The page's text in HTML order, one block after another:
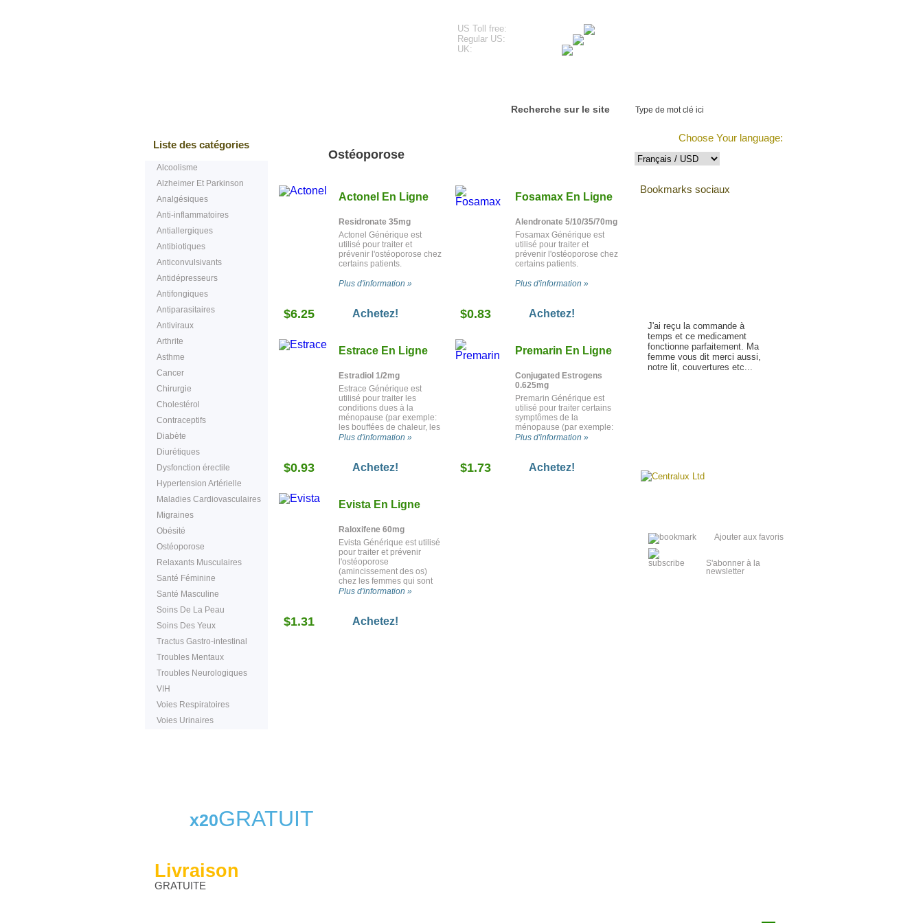
US Toll free:
Regular US:
UK:
Recherche sur le site
Liste des catégories
Alcoolisme
Alzheimer Et Parkinson
Analgésiques
Anti-inflammatoires
Antiallergiques
Antibiotiques
Anticonvulsivants
Antidépresseurs
Antifongiques
Antiparasitaires
Antiviraux
Arthrite
Asthme
Cancer
Chirurgie
Cholestérol
Contraceptifs
Diabète
Diurétiques
Dysfonction érectile
Hypertension Artérielle
Maladies Cardiovasculaires
Migraines
Obésité
Ostéoporose
Relaxants Musculaires
Santé Féminine
Santé Masculine
Soins De La Peau
Soins Des Yeux
Tractus Gastro-intestinal
Troubles Mentaux
Troubles Neurologiques
VIH
Voies Respiratoires
Voies Urinaires
x20GRATUIT
Livraison
GRATUITE
Ostéoporose
Actonel En Ligne
Residronate 35mg
Actonel Générique est
utilisé pour traiter et
prévenir l'ostéoporose chez
certains patients.
Plus d'information »
$6.25 Achetez!
Estrace En Ligne
Estradiol 1/2mg
Estrace Générique est
utilisé pour traiter les
conditions dues à la
ménopause (par exemple:
les bouffées de chaleur, les
démangeaisons vaginales,
vaginale), pour traiter
(fragilité des os). Il est
de l'oestrogène après une
insuffisance ovarienne et
afin de soulager les
symptômes du cancer du
sein.
Plus d'information »
$0.93 Achetez!
Evista En Ligne
Raloxifene 60mg
Evista Générique est utilisé
pour traiter et prévenir
l'ostéoporose
(amincissement des os)
chez les femmes qui sont
postménopausées. Il est
du sein invasif chez
Plus d'information »
$1.31 Achetez!
Fosamax En Ligne
Alendronate 5/10/35/70mg
Fosamax Générique est
utilisé pour traiter et
prévenir l'ostéoporose chez
certains patients.
Plus d'information »
$0.83 Achetez!
Premarin En Ligne
Conjugated Estrogens
0.625mg
Premarin Générique est
utilisé pour traiter certains
symptômes de la
ménopause (par exemple:
les bouffées de chaleur, la
vaginales). Il est utilisé
Plus d'information »
$1.73 Achetez!
Choose Your language:
Bookmarks sociaux
J'ai reçu la commande à
temps et ce medicament
fonctionne parfaitement. Ma
femme vous dit merci aussi,
notre lit, couvertures etc...
Ajouter aux favoris
S'abonner à la
newsletter